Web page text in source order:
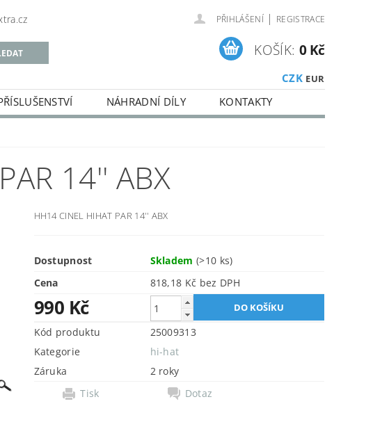
PŘIHLÁŠENÍ | REGISTRACE
CZK EUR
KOŠÍK: 0 Kč
NÁHRADNÍ DÍLY KONTAKTY
14'' ABX
HH14 CINEL HIHAT PAR 14'' ABX
Dostupnost Skladem(>10 ks)
Cena
818,18 Kč bez DPH
990 Kč
Kód produktu
25009313
Kategorie
hi-hat
Záruka
2 roky
Tisk
Dotaz